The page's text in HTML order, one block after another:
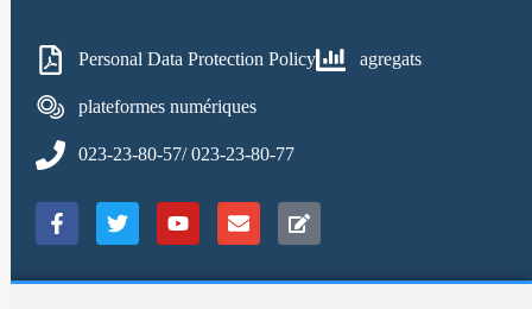
Personal Data Protection Policy agregats
plateformes numériques
023-23-80-57/ 023-23-80-77